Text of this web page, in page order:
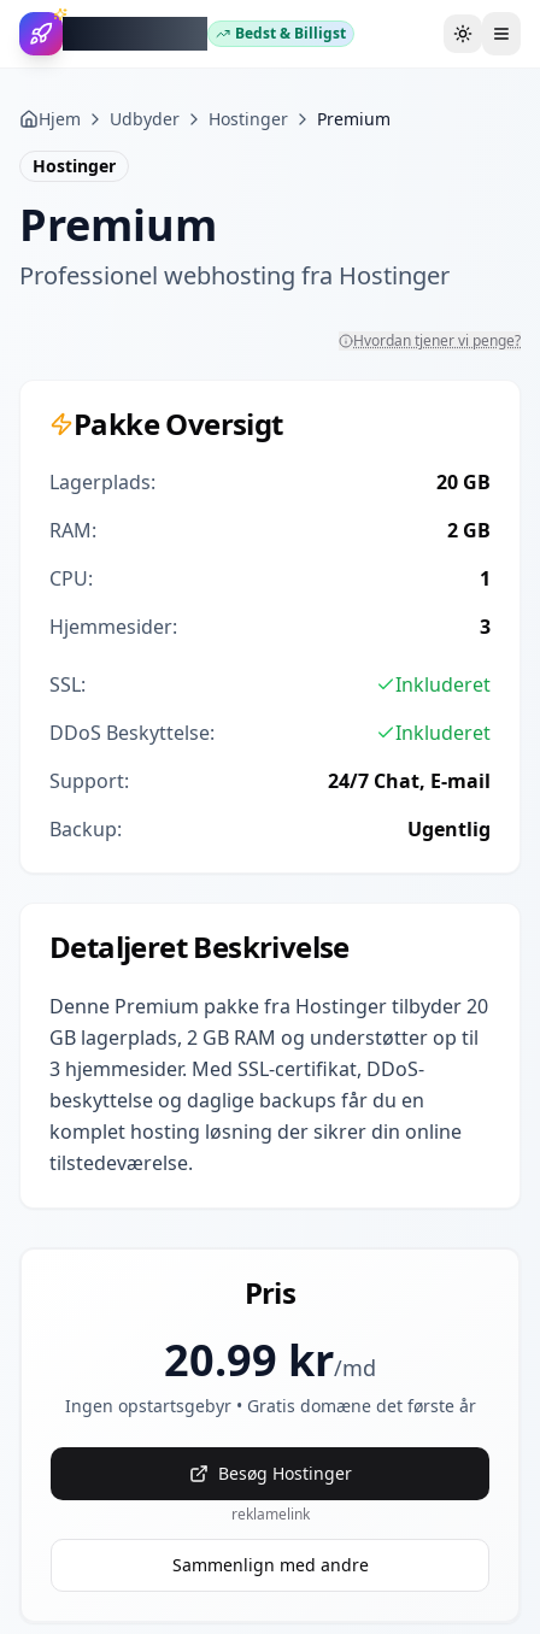
Bedst & Billigst Skift
Hjem Udbyder Hostinger Premium
Hostinger
Premium
Professionel webhosting fra Hostinger
Hvordan tjener vi penge?
Pakke Oversigt
Lagerplads:
20 GB
RAM:
2 GB
CPU:
1
Hjemmesider:
3
SSL:
Inkluderet
DDoS Beskyttelse:
Inkluderet
Support:
24/7 Chat, E-mail
Backup:
Ugentlig
Detaljeret Beskrivelse
Denne Premium pakke fra Hostinger tilbyder 20
GB lagerplads, 2 GB RAM og understøtter op til
3 hjemmesider. Med SSL-certifikat, DDoS-
beskyttelse og daglige backups får du en
komplet hosting løsning der sikrer din online
tilstedeværelse.
Pris
20.99 kr/md
Ingen opstartsgebyr • Gratis domæne det første år
Besøg Hostinger
reklamelink
Sammenlign med andre